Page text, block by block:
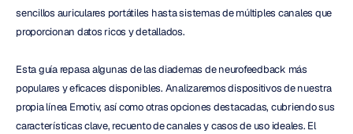
sencillos auriculares portátiles hasta sistemas de múltiples canales que
proporcionan datos ricos y detallados.
Esta guía repasa algunas de las diademas de neurofeedback más
populares y eficaces disponibles. Analizaremos dispositivos de nuestra
propia línea Emotiv, así como otras opciones destacadas, cubriendo sus
características clave, recuento de canales y casos de uso ideales. El